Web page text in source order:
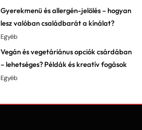
Gyerekmenü és allergén-jelölés – hogyan
lesz valóban családbarát a kínálat?
Egyéb
Vegán és vegetáriánus opciók csárdában
– lehetséges? Példák és kreatív fogások
Egyéb
éves programnaptár és élményajánló